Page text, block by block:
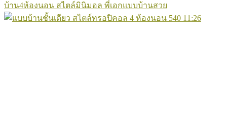
บ้าน4ห้องนอน สไตล์มินิมอล พี่เอกแบบบ้านสวย
540 11:26